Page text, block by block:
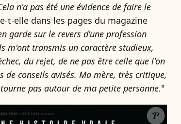
n'a pas été une évidence de faire le
t-elle dans les pages du magazine
garde sur le revers d'une profession
m'ont transmis un caractère studieux,
du rejet, de ne pas être celle que l'on
conseils avisés. Ma mère, très critique,
pas autour de ma petite personne."